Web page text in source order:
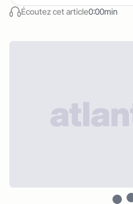
Écoutez cet article0:00min